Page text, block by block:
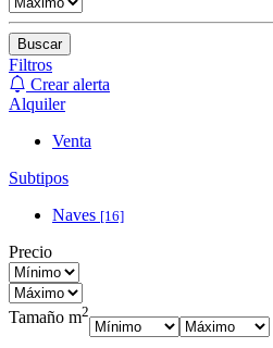
Buscar
Filtros
Crear alerta
Alquiler
Venta
Subtipos
Naves [16]
Precio
Tamaño m2